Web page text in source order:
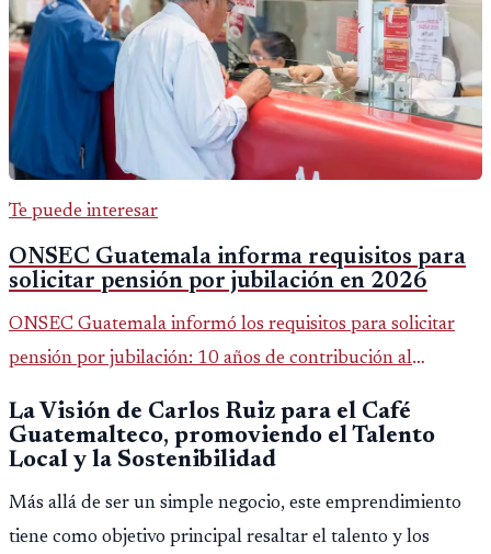
Te puede interesar
ONSEC Guatemala informa requisitos para
solicitar pensión por jubilación en 2026
ONSEC Guatemala informó los requisitos para solicitar
pensión por jubilación: 10 años de contribución al
importar edad.
La Visión de Carlos Ruiz para el Café
Guatemalteco, promoviendo el Talento
Local y la Sostenibilidad
Más allá de ser un simple negocio, este emprendimiento
tiene como objetivo principal resaltar el talento y los